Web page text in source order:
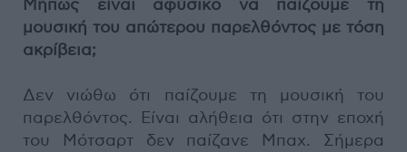
Μήπως είναι αφύσικο να παίζουμε τη
μουσική του απώτερου παρελθόντος με τόση
ακρίβεια;
Δεν νιώθω ότι παίζουμε τη μουσική του
παρελθόντος. Είναι αλήθεια ότι στην εποχή
του Μότσαρτ δεν παίζανε Μπαχ. Σήμερα